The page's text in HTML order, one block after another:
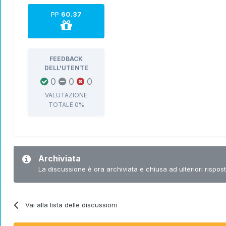
PP 60.37
FEEDBACK
DELL'UTENTE
0 0 0
VALUTAZIONE
TOTALE 0%
Archiviata
La discussione è ora archiviata e chiusa ad ulteriori
Vai alla lista delle discussioni